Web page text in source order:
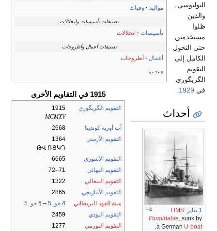
مواليد وفيات
تصنيفات تأسيسات وانحلالات
تأسيسات انحلالات
تصنيفات أعمال وأطروحات
أعمال أطروحات
v t e
1915 في التقاويم الأخرى
التقويم الگريگوري
1915
MCMXV
آب أوربه كونديتا
2668
التقويم الأرمني
1364
ԹՎ ՌՅԿԴ
التقويم الآشوري
6665
التقويم البهائي
71–72
التقويم البنغالي
1322
التقويم الأمازيغي
2865
سنة العهد البريطاني
4 جو. 5 – 5
جو. 5
التقويم البوذي
2459
التقويم البورمي
1277
اليوليوسي،
والذين
ظلوا
مستخدمين
حتى التحول
الكامل إلى
التقويم
الگريگوري
في 1929
أحداث
1 يناير :
HMS
Formidable, sunk by
a German U-boat
.